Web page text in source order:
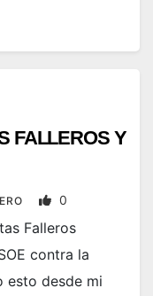
FALLEROS Y
0
Falleros
contra la
esto desde mi